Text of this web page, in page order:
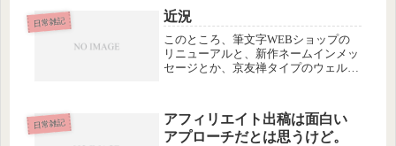
に住んでいるので、ちょっと歩くだけ
で美しい農村風景を楽しめるのです。
歩...
日常雑記 近況
このところ、筆文字WEBショップの
リニューアルと、新作ネームインメッ
セージとか、京友禅タイプのウェルカ
イプというのは、和柄の和紙を敷いた
額のことで、私が考えたものなので、
私...
日常雑記
アフィリエイト出稿は面白い
アプローチだとは思うけど。